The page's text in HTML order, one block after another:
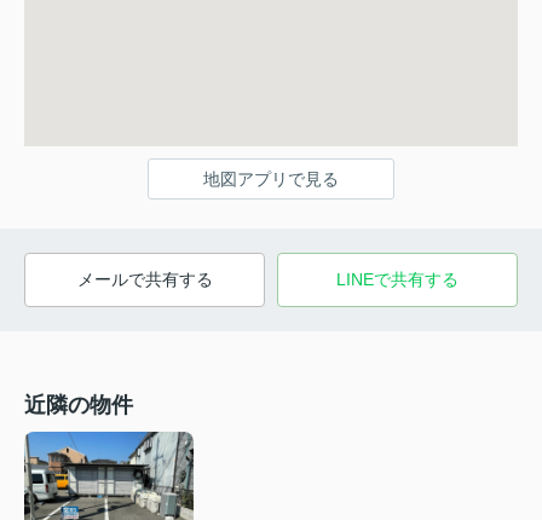
地図アプリで見る
メールで共有する LINEで共有する
近隣の物件